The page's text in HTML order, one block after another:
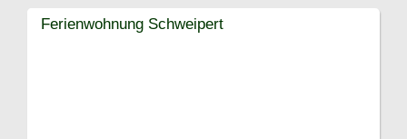
Ferienwohnung Schweipert